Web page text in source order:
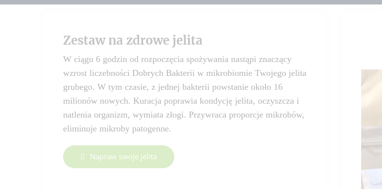
Zestaw na zdrowe jelita
W ciągu 6 godzin od rozpoczęcia spożywania nastąpi znaczący
wzrost liczebności Dobrych Bakterii w mikrobiomie Twojego jelita
grubego. W tym czasie, z jednej bakterii powstanie około 16
milionów nowych. Kuracja poprawia kondycję jelita, oczyszcza i
natlenia organizm, wymiata złogi. Przywraca proporcje mikrobów,
eliminuje mikroby patogenne.
Napraw swoje jelita